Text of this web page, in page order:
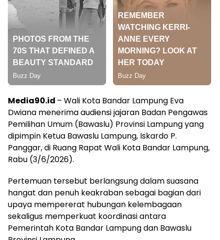
Media90.id – Wali Kota Bandar Lampung Eva
Dwiana menerima audiensi jajaran Badan Pengawas
Pemilihan Umum (Bawaslu) Provinsi Lampung yang
dipimpin Ketua Bawaslu Lampung, Iskardo P.
Panggar, di Ruang Rapat Wali Kota Bandar Lampung,
Rabu (3/6/2026).
Pertemuan tersebut berlangsung dalam suasana
hangat dan penuh keakraban sebagai bagian dari
upaya mempererat hubungan kelembagaan
sekaligus memperkuat koordinasi antara
Pemerintah Kota Bandar Lampung dan Bawaslu